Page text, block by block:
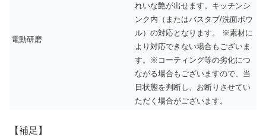
電動研磨
れいな艶が出せます。キッチンシ
ンク内（またはバスタブ/洗面ボウ
ル）の対応となります。 ※素材に
より対応できない場合もございま
す。※コーティング等の劣化につ
ながる場合もございますので、当
日状態を判断し、お断りさせてい
ただく場合がございます。
【補足】